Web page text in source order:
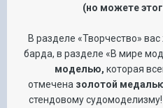
(но можете
В разделе «Творчество»
барда, в разделе «В мире
моделью, которая
отмечена золотой
стендовому